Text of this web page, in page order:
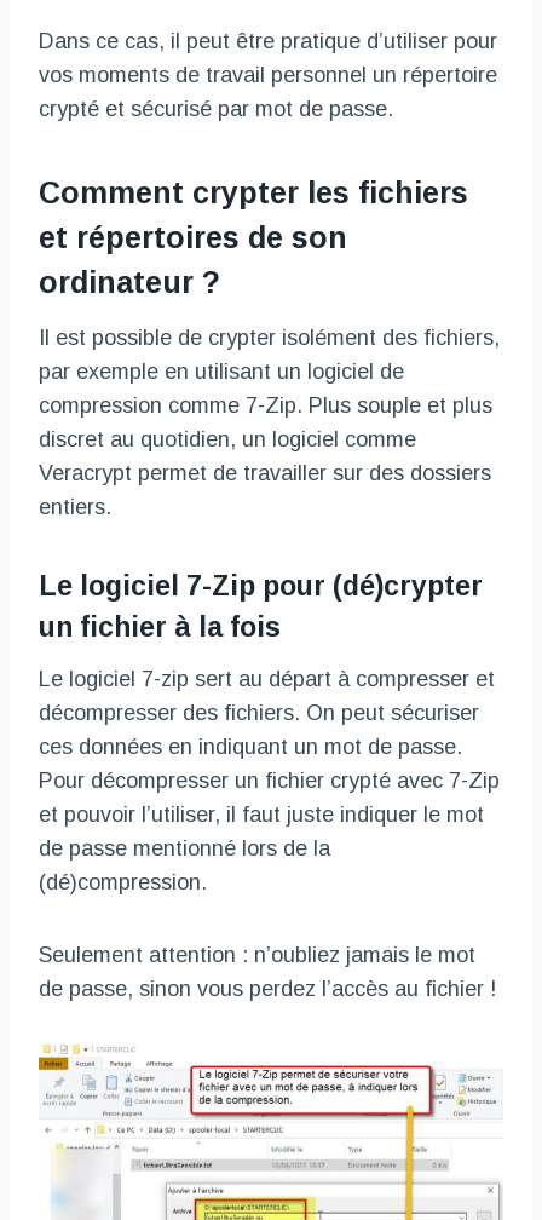
Dans ce cas, il peut être pratique d’utiliser pour
vos moments de travail personnel un répertoire
crypté et sécurisé par mot de passe.
Comment crypter les fichiers
et répertoires de son
ordinateur ?
Il est possible de crypter isolément des fichiers,
par exemple en utilisant un logiciel de
compression comme 7-Zip. Plus souple et plus
discret au quotidien, un logiciel comme
Veracrypt permet de travailler sur des dossiers
entiers.
Le logiciel 7-Zip pour (dé)crypter
un fichier à la fois
Le logiciel 7-zip sert au départ à compresser et
décompresser des fichiers. On peut sécuriser
ces données en indiquant un mot de passe.
Pour décompresser un fichier crypté avec 7-Zip
et pouvoir l’utiliser, il faut juste indiquer le mot
de passe mentionné lors de la
(dé)compression.
Seulement attention : n’oubliez jamais le mot
de passe, sinon vous perdez l’accès au fichier !